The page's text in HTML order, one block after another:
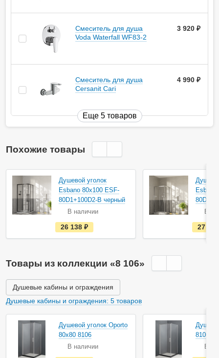
Смеситель для душа
Voda Waterfall WF83-2
3 920
Смеситель для душа
Cersanit Cari
4 990
Еще 5 товаров
Похожие товары
Душевой уголок
Esbano 80х100 ESF-
80D1+100D2-B черный
В наличии
е
с
т
а
и
ч
и
и
26 138
В
27
Товары из коллекции «8 106»
Душевые кабины и ограждения
Душевые кабины и ограждения: 5 товаров
Душевой уголок Oporto
80x80 8106
В наличии
8106
В